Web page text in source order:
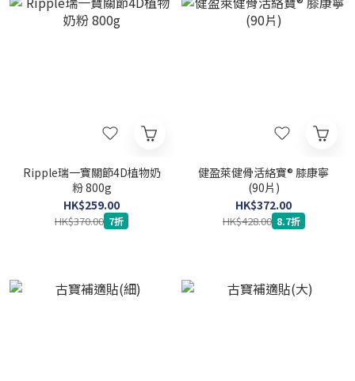
Ripple瑞一寶關節4D植物奶
粉 800g
HK$259.00
HK$370.00 7折
健盈萊健骨活絡寶® 膝康寧
(90片)
HK$372.00
HK$428.00 8.7折